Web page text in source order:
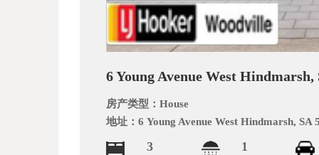
6 Young Avenue West Hindmarsh,
房产类型：House
地址：6 Young Avenue West Hindmarsh, SA
3 1